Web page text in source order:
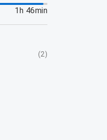
1h 46min
(2)